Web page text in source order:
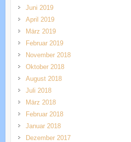
Juni 2019
April 2019
März 2019
Februar 2019
November 2018
Oktober 2018
August 2018
Juli 2018
März 2018
Februar 2018
Januar 2018
Dezember 2017